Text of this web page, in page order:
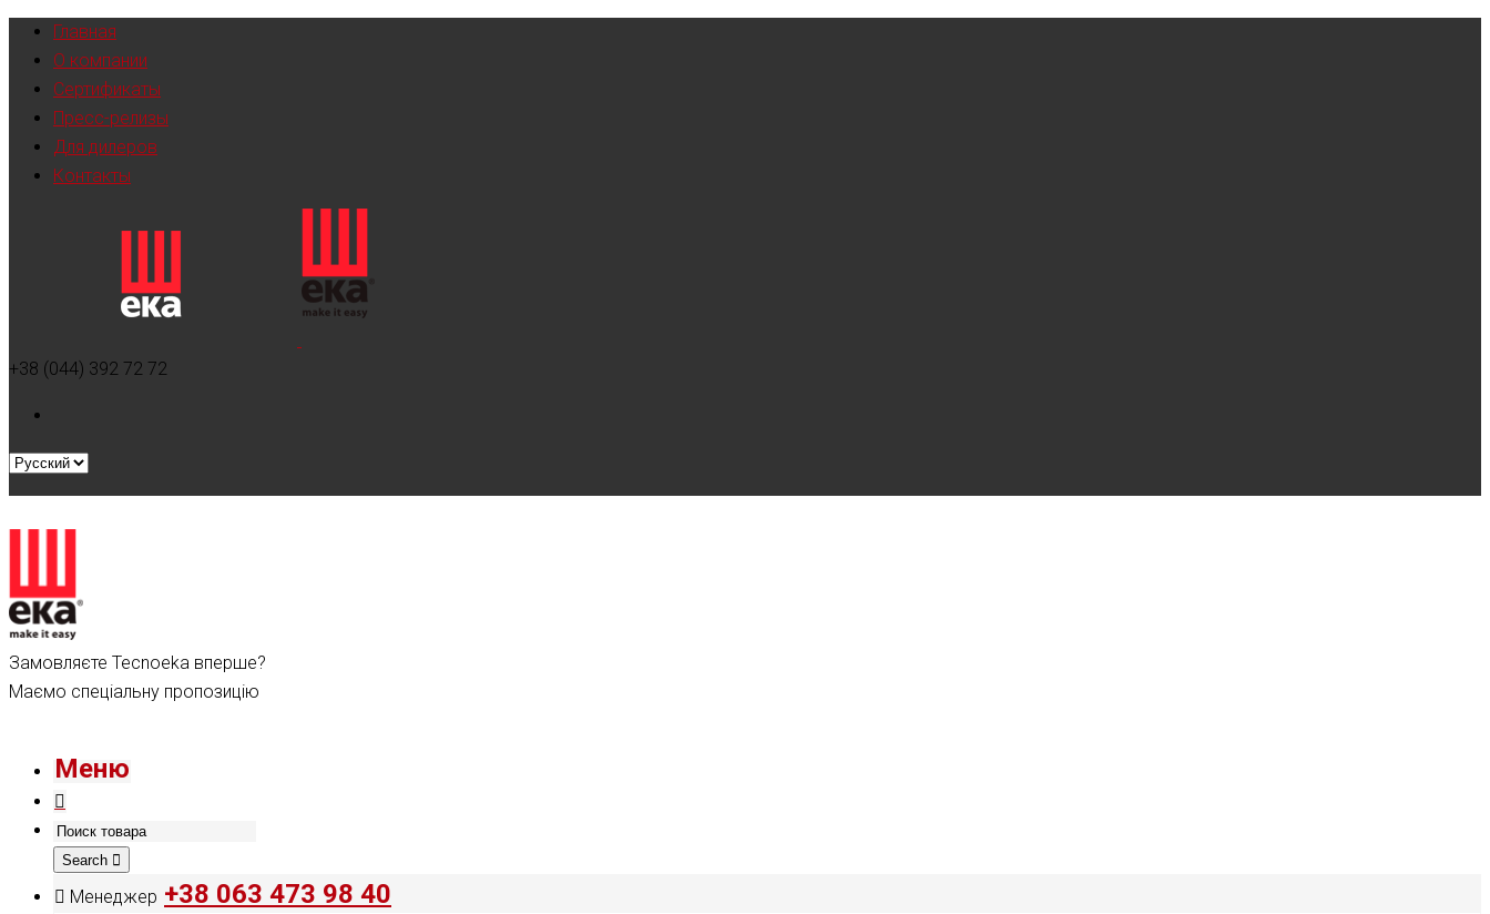
Главная
О компании
Сертификаты
Пресс-релизы
Для дилеров
Контакты
+38 (044) 392 72 72
Замовляєте Tecnoeka вперше?
Маємо спеціальну пропозицію
Меню
Search
Менеджер +38 063 473 98 40